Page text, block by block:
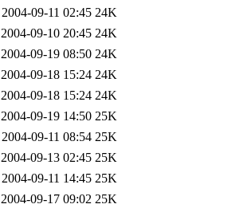
2004-09-11 02:45 24K
2004-09-10 20:45 24K
2004-09-19 08:50 24K
2004-09-18 15:24 24K
2004-09-18 15:24 24K
2004-09-19 14:50 25K
2004-09-11 08:54 25K
2004-09-13 02:45 25K
2004-09-11 14:45 25K
2004-09-17 09:02 25K